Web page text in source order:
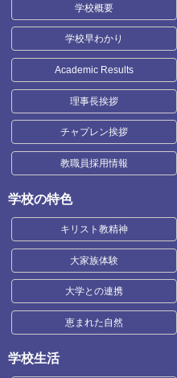
学校概要
学校早わかり
Academic Results
理事長挨拶
チャプレン挨拶
教職員採用情報
学校の特色
キリスト教精神
大家族体験
大学との連携
恵まれた自然
学校生活